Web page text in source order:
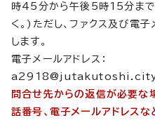
時45分から午後5時15分ま
く。)ただし、ファクス及び電
します。
電子メールアドレス：
問合せ先からの返信が必要な
話番号、電子メールアドレスな